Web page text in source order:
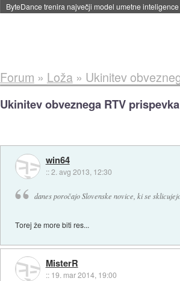
Spletne strani začele streči oglase za agente
Forum » Loža» Ukinitev
Ukinitev obveznega RTV prispevka
win64
::2. avg 2013, 12:30
danes poročajo Slovenske novice, ki se
Torej že more biti res...
MisterR
:: 19. mar 2014, 19:00